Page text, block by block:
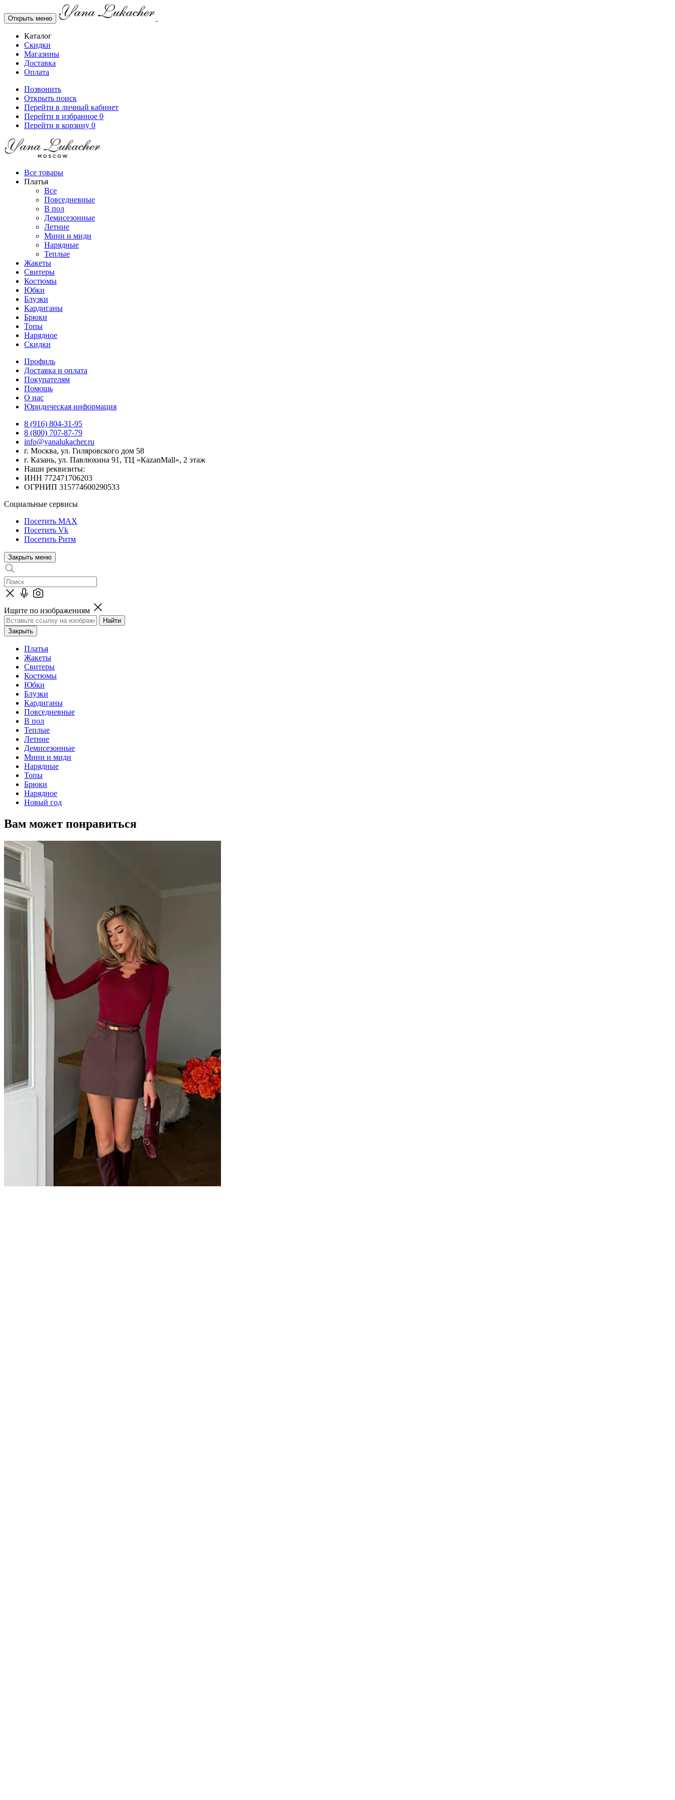
Открыть меню
Каталог
Скидки
Магазины
Доставка
Оплата
Позвонить
Открыть поиск
Перейти в личный кабинет
Перейти в избранное 0
Перейти в корзину 0
Все товары
Платья
Все
Повседневные
В пол
Демисезонные
Летние
Мини и миди
Нарядные
Теплые
Жакеты
Свитеры
Костюмы
Юбки
Блузки
Кардиганы
Брюки
Топы
Нарядное
Скидки
Профиль
Доставка и оплата
Покупателям
Помощь
О нас
Юридическая информация
8 (916) 804-31-95
8 (800) 707-87-79
info@yanalukacher.ru
г. Москва, ул. Гиляровского дом 58
г. Казань, ул. Павлюхина 91, ТЦ «КazanMall», 2 этаж
Наши реквизиты:
ИНН 772471706203
ОГРНИП 315774600290533
Социальные сервисы
Посетить MAX
Посетить Vk
Посетить Ритм
Закрыть меню
Ищите по изображениям
Закрыть
Платья
Жакеты
Свитеры
Костюмы
Юбки
Блузки
Кардиганы
Повседневные
В пол
Теплые
Летние
Демисезонные
Мини и миди
Нарядные
Топы
Брюки
Нарядное
Новый год
Вам может понравиться